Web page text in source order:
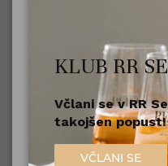
Za uporabo te
Minister za zdravje
škoduje zdravju!.
Sem
KLUB RR
Včlani se v RR
takojšen popust!
VČLANI SE